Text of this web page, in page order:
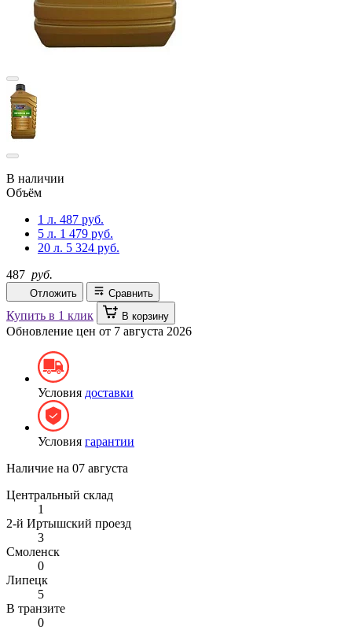
В наличии
Объём
1 л. 487 руб.
5 л. 1 479 руб.
20 л. 5 324 руб.
487 руб.
Отложить Сравнить
Купить в 1 клик В корзину
Обновление цен от 7 августа 2026
Условия доставки
Условия гарантии
Наличие на 07 августа
Центральный склад
1
2-й Иртышский проезд
3
Смоленск
0
Липецк
5
В транзите
0